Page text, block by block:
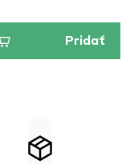
Pridať